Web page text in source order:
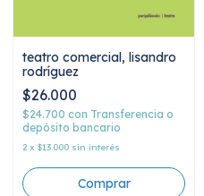
teatro comercial, lisandro
rodríguez
$26.000
$24.700 con Transferencia o
depósito bancario
2 x $13.000 sin interés